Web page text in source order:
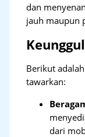
dan
jauh maupun
Berikut
tawarkan:
dari